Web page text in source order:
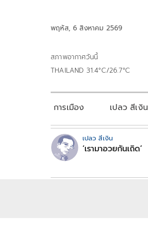
พฤหัส, 6 สิงหาคม 2569
สภาพอากาศวันนี้
THAILAND 31.4°C/26.7°C
การเมือง เปลว สีเงิน
เปลว สีเงิน
‘เรามาอวยกันเถิด’